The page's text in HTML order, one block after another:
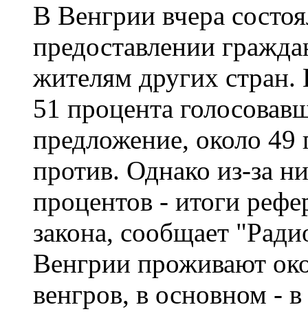
В Венгрии вчера
предоставлении
жителям других
51 процента
предложение, около 49
против. Однако из-за
процентов - итоги
закона, сообщает
Венгрии проживают
венгров, в основном -